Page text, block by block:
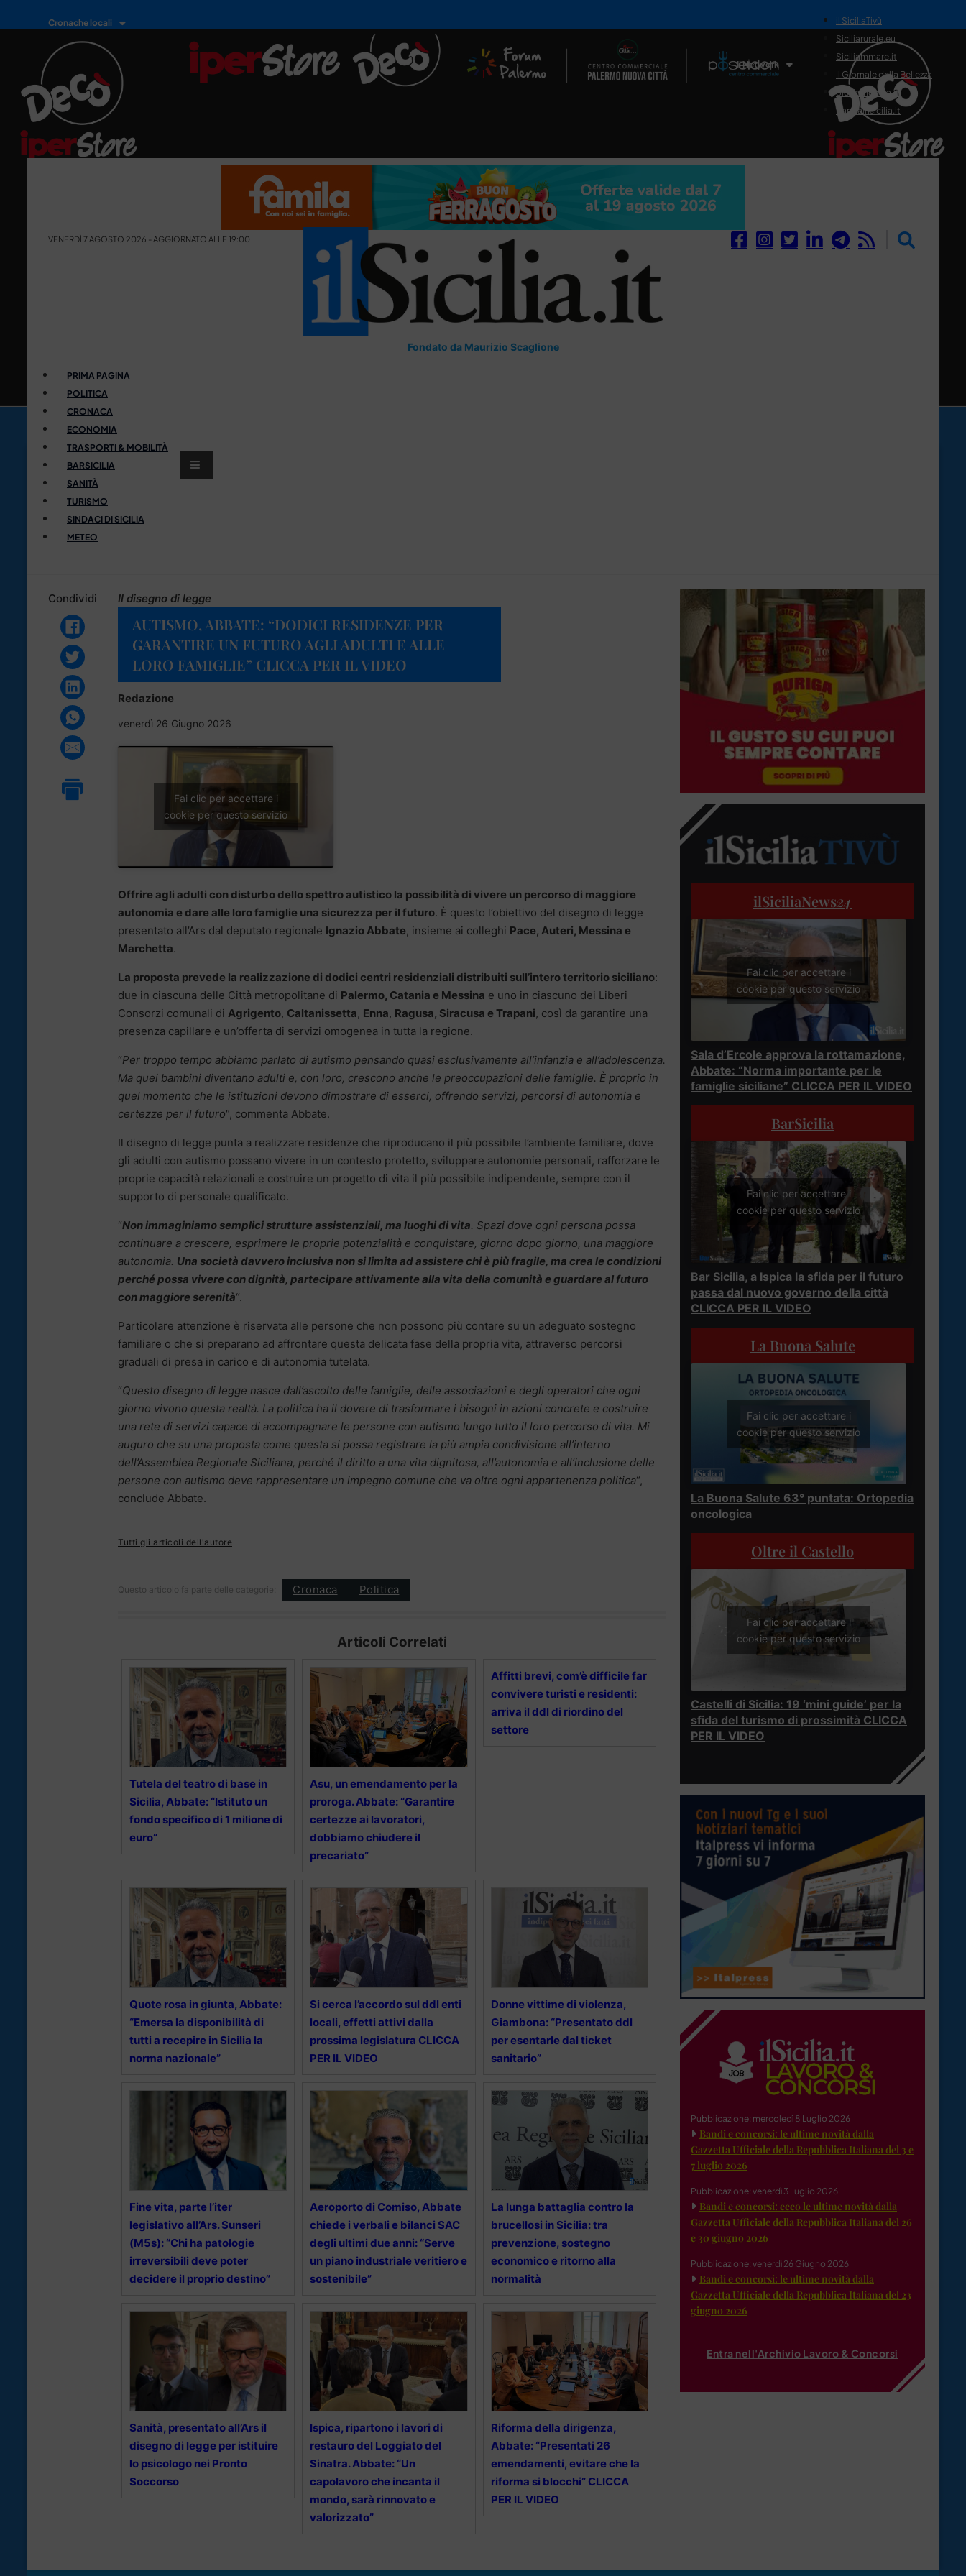
Cronache locali
Il Network
il SiciliaTivù
Siciliarurale.eu
Siciliammare.it
Il Giornale della Bellezza
Siciliamedica.it
Sanitainsicilia.it
VENERDÌ 7 AGOSTO 2026 - AGGIORNATO ALLE 19:00
Fondato da Maurizio Scaglione
PRIMA PAGINA
POLITICA
CRONACA
ECONOMIA
TRASPORTI & MOBILITÀ
BARSICILIA
SANITÀ
TURISMO
SINDACI DI SICILIA
METEO
Condividi Il disegno di legge
AUTISMO, ABBATE: “DODICI RESIDENZE PER
GARANTIRE UN FUTURO AGLI ADULTI E ALLE
LORO FAMIGLIE” CLICCA PER IL VIDEO
Redazione
venerdì 26 Giugno 2026
Fai clic per accettare i
cookie per questo servizio
Offrire agli adulti con disturbo dello spettro autistico la possibilità di vivere un percorso di maggiore
autonomia e dare alle loro famiglie una sicurezza per il futuro. È questo l’obiettivo del disegno di legge
presentato all’Ars dal deputato regionale Ignazio Abbate, insieme ai colleghi Pace, Auteri, Messina e
Marchetta.
La proposta prevede la realizzazione di dodici centri residenziali distribuiti sull’intero territorio siciliano:
due in ciascuna delle Città metropolitane di Palermo, Catania e Messina e uno in ciascuno dei Liberi
Consorzi comunali di Agrigento, Caltanissetta, Enna, Ragusa, Siracusa e Trapani, così da garantire una
presenza capillare e un’offerta di servizi omogenea in tutta la regione.
“Per troppo tempo abbiamo parlato di autismo pensando quasi esclusivamente all’infanzia e all’adolescenza.
Ma quei bambini diventano adulti e, con loro, crescono anche le preoccupazioni delle famiglie. È proprio in
quel momento che le istituzioni devono dimostrare di esserci, offrendo servizi, percorsi di autonomia e
certezze per il futuro“, commenta Abbate.
Il disegno di legge punta a realizzare residenze che riproducano il più possibile l’ambiente familiare, dove
gli adulti con autismo possano vivere in un contesto protetto, sviluppare autonomie personali, rafforzare le
proprie capacità relazionali e costruire un progetto di vita il più possibile indipendente, sempre con il
supporto di personale qualificato.
“Non immaginiamo semplici strutture assistenziali, ma luoghi di vita. Spazi dove ogni persona possa
continuare a crescere, esprimere le proprie potenzialità e conquistare, giorno dopo giorno, una maggiore
autonomia. Una società davvero inclusiva non si limita ad assistere chi è più fragile, ma crea le condizioni
perché possa vivere con dignità, partecipare attivamente alla vita della comunità e guardare al futuro
con maggiore serenità“.
Particolare attenzione è riservata alle persone che non possono più contare su un adeguato sostegno
familiare o che si preparano ad affrontare questa delicata fase della propria vita, attraverso percorsi
graduali di presa in carico e di autonomia tutelata.
“Questo disegno di legge nasce dall’ascolto delle famiglie, delle associazioni e degli operatori che ogni
giorno vivono questa realtà. La politica ha il dovere di trasformare i bisogni in azioni concrete e costruire
una rete di servizi capace di accompagnare le persone con autismo lungo tutto il loro percorso di vita. Mi
auguro che su una proposta come questa si possa registrare la più ampia condivisione all’interno
dell’Assemblea Regionale Siciliana, perché il diritto a una vita dignitosa, all’autonomia e all’inclusione delle
persone con autismo deve rappresentare un impegno comune che va oltre ogni appartenenza politica“,
conclude Abbate.
Tutti gli articoli dell'autore
Questo articolo fa parte delle categorie: Cronaca Politica
Articoli Correlati
Tutela del teatro di base in
Sicilia, Abbate: “Istituto un
fondo specifico di 1 milione di
euro”
Asu, un emendamento per la
proroga. Abbate: “Garantire
certezze ai lavoratori,
dobbiamo chiudere il
precariato”
Affitti brevi, com’è difficile far
convivere turisti e residenti:
arriva il ddl di riordino del
settore
Quote rosa in giunta, Abbate:
“Emersa la disponibilità di
tutti a recepire in Sicilia la
norma nazionale”
Si cerca l’accordo sul ddl enti
locali, effetti attivi dalla
prossima legislatura CLICCA
PER IL VIDEO
Donne vittime di violenza,
Giambona: “Presentato ddl
per esentarle dal ticket
sanitario”
Fine vita, parte l’iter
legislativo all’Ars. Sunseri
(M5s): “Chi ha patologie
irreversibili deve poter
decidere il proprio destino”
Aeroporto di Comiso, Abbate
chiede i verbali e bilanci SAC
degli ultimi due anni: “Serve
un piano industriale veritiero e
sostenibile”
La lunga battaglia contro la
brucellosi in Sicilia: tra
prevenzione, sostegno
economico e ritorno alla
normalità
Sanità, presentato all’Ars il
disegno di legge per istituire
lo psicologo nei Pronto
Soccorso
Ispica, ripartono i lavori di
restauro del Loggiato del
Sinatra. Abbate: “Un
capolavoro che incanta il
mondo, sarà rinnovato e
valorizzato”
Riforma della dirigenza,
Abbate: “Presentati 26
emendamenti, evitare che la
riforma si blocchi” CLICCA
PER IL VIDEO
ilSiciliaNews24
Fai clic per accettare i
cookie per questo servizio
Sala d’Ercole approva la rottamazione,
Abbate: “Norma importante per le
famiglie siciliane” CLICCA PER IL VIDEO
BarSicilia
Fai clic per accettare i
cookie per questo servizio
Bar Sicilia, a Ispica la sfida per il futuro
passa dal nuovo governo della città
CLICCA PER IL VIDEO
La Buona Salute
Fai clic per accettare i
cookie per questo servizio
La Buona Salute 63° puntata: Ortopedia
oncologica
Oltre il Castello
Fai clic per accettare i
cookie per questo servizio
Castelli di Sicilia: 19 ‘mini guide’ per la
sfida del turismo di prossimità CLICCA
PER IL VIDEO
Pubblicazione: mercoledì 8 Luglio 2026
Bandi e concorsi: le ultime novità dalla
Gazzetta Ufficiale della Repubblica Italiana del 3 e
7 luglio 2026
Pubblicazione: venerdì 3 Luglio 2026
Bandi e concorsi: ecco le ultime novità dalla
Gazzetta Ufficiale della Repubblica Italiana del 26
e 30 giugno 2026
Pubblicazione: venerdì 26 Giugno 2026
Bandi e concorsi: le ultime novità dalla
Gazzetta Ufficiale della Repubblica Italiana del 23
giugno 2026
Entra nell'Archivio Lavoro & Concorsi